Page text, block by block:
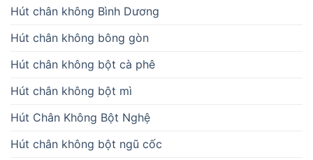
Hút chân không Bình Dương
Hút chân không bông gòn
Hút chân không bột cà phê
Hút chân không bột mì
Hút Chân Không Bột Nghệ
Hút chân không bột ngũ cốc